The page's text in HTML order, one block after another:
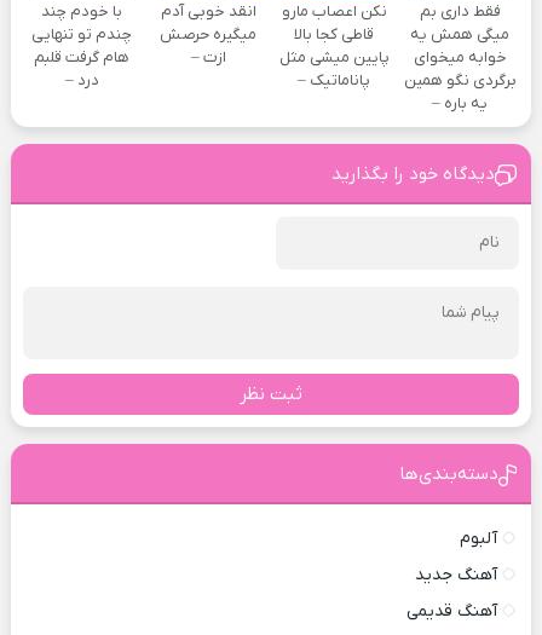
فقط داری بم
میگی همش یه
خوابه میخوای
برگردی نگو همین
یه باره –
نکن اعصاب مارو
قاطی کجا بالا
پایین میشی مثل
پاناماتیک –
انقد خوبی آدم
میگیره حرصش
ازت –
با خودم چند
چندم تو تنهایی
هام گرفت قلبم
درد –
دیدگاه خود را بگذارید
ثبت نظر
دسته‌بندی‌ها
آلبوم
آهنگ جدید
آهنگ قدیمی